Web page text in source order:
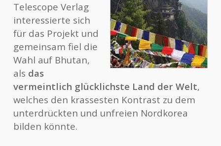
Telescope Verlag
interessierte sich
für das Projekt und
gemeinsam fiel die
Wahl auf Bhutan,
als das
vermeintlich glücklichste Land der Welt,
welches den krassesten Kontrast zu dem
unterdrückten und unfreien Nordkorea
bilden könnte.